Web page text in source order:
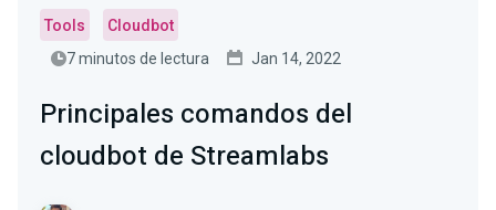
Tools
Cloudbot
7 minutos de lectura
Jan 14, 2022
Principales comandos del
cloudbot de Streamlabs